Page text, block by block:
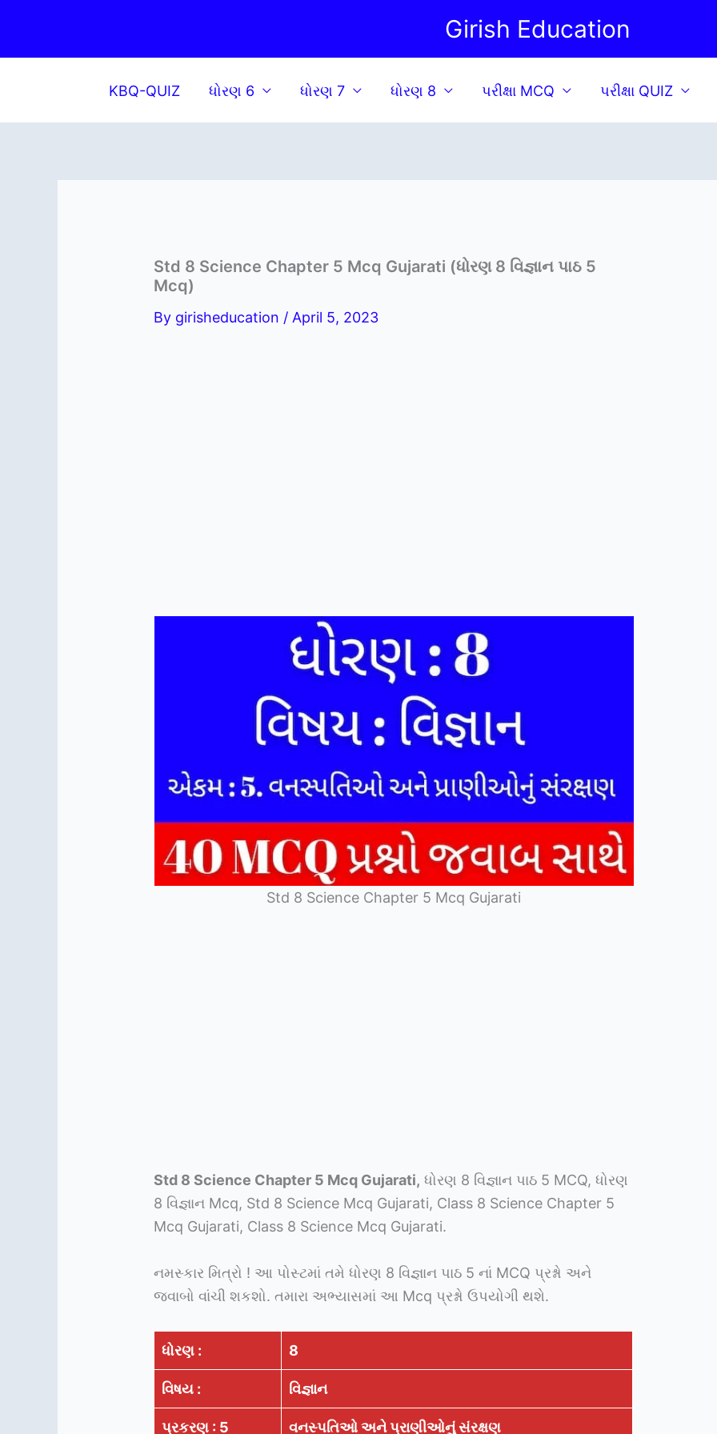
content
Girish Education
KBQ-QUIZ ધોરણ 6 ધોરણ 7 ધોરણ 8 પરીક્ષા MCQ પરીક્ષા QUIZ
Std 8 Science Chapter 5 Mcq Gujarati (ધોરણ 8 વિજ્ઞાન પાઠ 5
Mcq)
By girisheducation / April 5, 2023
Std 8 Science Chapter 5 Mcq Gujarati
Std 8 Science Chapter 5 Mcq Gujarati, ધોરણ 8 વિજ્ઞાન પાઠ 5 MCQ, ધોરણ
8 વિજ્ઞાન Mcq, Std 8 Science Mcq Gujarati, Class 8 Science Chapter 5
Mcq Gujarati, Class 8 Science Mcq Gujarati.
નમસ્કાર મિત્રો ! આ પોસ્ટમાં તમે ધોરણ 8 વિજ્ઞાન પાઠ 5 નાં MCQ પ્રશ્નો અને
જવાબો વાંચી શકશો. તમારા અભ્યાસમાં આ Mcq પ્રશ્નો ઉપયોગી થશે.
ધોરણ : 8
વિષય : વિજ્ઞાન
પ્રકરણ : 5 વનસ્પતિઓ અને પ્રાણીઓનું સંરક્ષણ